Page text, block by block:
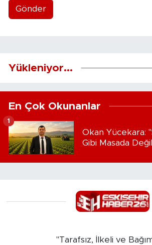
Gönder
Yükleniyor...
En Çok Okunanlar
Okan Yücekara:
Gibi Masada
1
"Tarafsız, İlkeli ve